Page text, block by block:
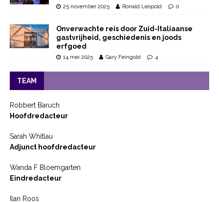
25 november 2025 Ronald Leopold 0
Onverwachte reis door Zuid-Italiaanse
gastvrijheid, geschiedenis en joods
erfgoed
14 mei 2025 Gary Feingold 4
TEAM
Robbert Baruch
Hoofdredacteur
Sarah Whitlau
Adjunct hoofdredacteur
Wanda F Bloemgarten
Eindredacteur
Ilan Roos